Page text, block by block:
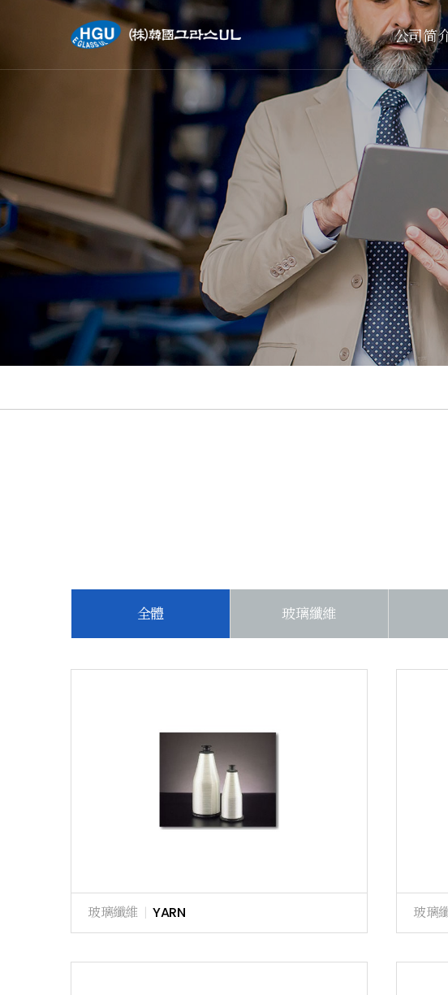
公司简
全體 玻璃纖維
玻璃纖維 | YARN 玻璃